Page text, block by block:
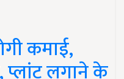
कमाई,
लगाने के